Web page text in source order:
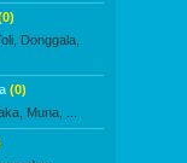
Donggala,
(0)
Muna,